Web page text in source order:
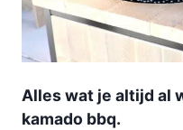
Alles wat je altijd al
kamado bbq.